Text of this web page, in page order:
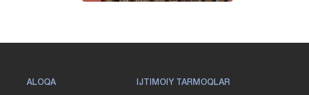
ALOQA IJTIMOIY TARMOQLAR